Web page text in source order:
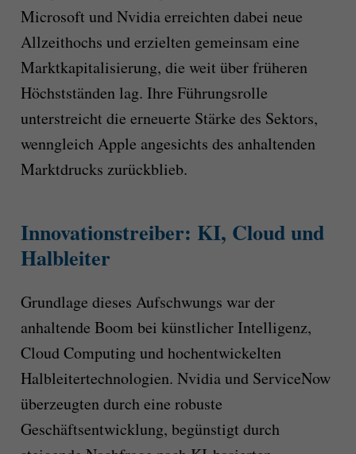
Microsoft und Nvidia erreichten dabei neue
Allzeithochs und erzielten gemeinsam eine
Marktkapitalisierung, die weit über früheren
Höchstständen lag. Ihre Führungsrolle
unterstreicht die erneuerte Stärke des Sektors,
wenngleich Apple angesichts des anhaltenden
Marktdrucks zurückblieb.
Innovationstreiber: KI, Cloud und
Halbleiter
Grundlage dieses Aufschwungs war der
anhaltende Boom bei künstlicher Intelligenz,
Cloud Computing und hochentwickelten
Halbleitertechnologien. Nvidia und ServiceNow
überzeugten durch eine robuste
Geschäftsentwicklung, begünstigt durch